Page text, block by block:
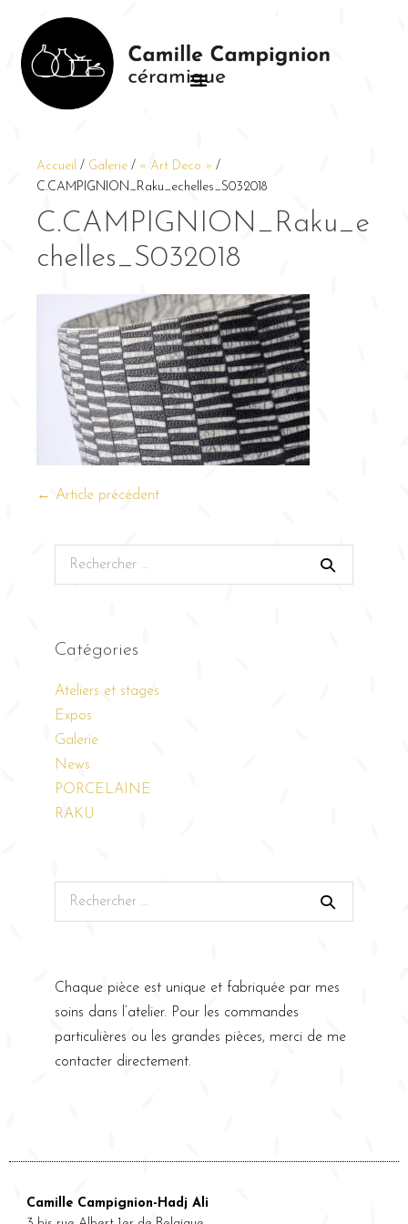
Accueil / Galerie / « Art Deco » /
C.CAMPIGNION_Raku_echelles_S032018
C.CAMPIGNION_Raku_e
chelles_S032018
← Article précédent
Catégories
Ateliers et stages
Expos
Galerie
News
PORCELAINE
RAKU
Chaque pièce est unique et fabriquée par mes
soins dans l’atelier. Pour les commandes
particulières ou les grandes pièces, merci de me
contacter directement.
Camille Campignion-Hadj Ali